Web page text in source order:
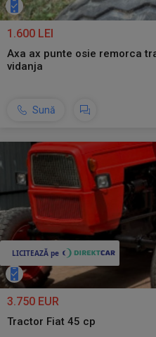
1.600 LEI
Axa ax punte osie remorca
vidanja
Sună
3.750 EUR
Tractor Fiat 45 cp